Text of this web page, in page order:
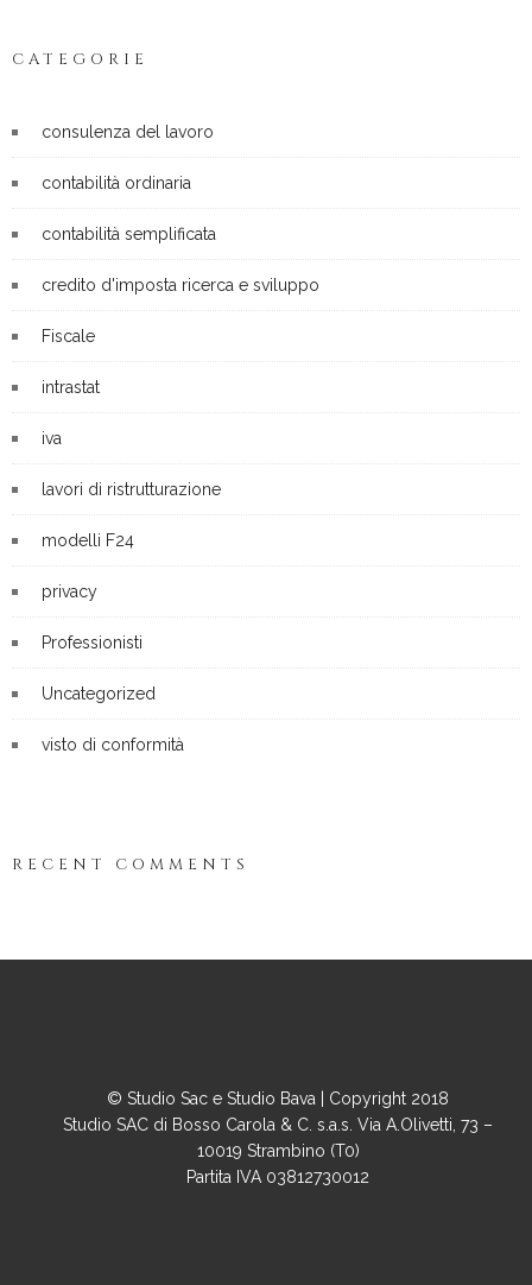
CATEGORIE
consulenza del lavoro
contabilità ordinaria
contabilità semplificata
credito d'imposta ricerca e sviluppo
Fiscale
intrastat
iva
lavori di ristrutturazione
modelli F24
privacy
Professionisti
Uncategorized
visto di conformità
RECENT COMMENTS
© Studio Sac e Studio Bava | Copyright 2018
Studio SAC di Bosso Carola & C. s.a.s. Via A.Olivetti, 73 –
10019 Strambino (T0)
Partita IVA 03812730012